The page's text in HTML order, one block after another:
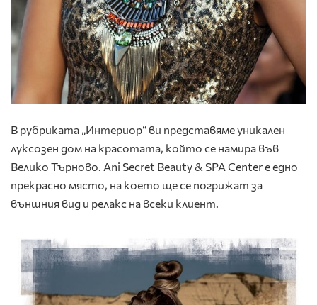
В рубриката „Интериор“ ви представяме уникален
луксозен дом на красотата, който се намира във
Велико Търново. Ani Secret Beauty & SPA Center е едно
прекрасно място, на което ще се погрижат за
външния вид и релакс на всеки клиент.